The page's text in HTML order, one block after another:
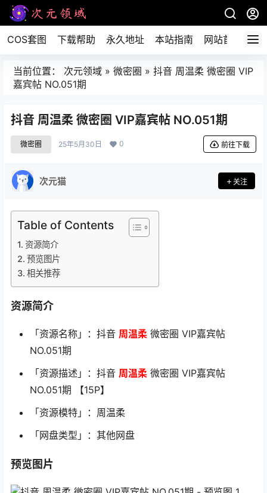
COS套图 下载帮助 永久地址 本站指南 网站首页
当前位置： 次元领域 » 微密圈 » 抖音 周温柔 微密圈 VIP
嘉宾帖 NO.051期
抖音 周温柔 微密圈 VIP嘉宾帖 NO.051期
微密圈 25年5月30日 0 前往下载
次元猫 关注
Table of Contents
资源简介
预览图片
相关推荐
资源简介
「资源名称」：抖音 周温柔 微密圈 VIP嘉宾帖
NO.051期
「资源描述」：抖音 周温柔 微密圈 VIP嘉宾帖
NO.051期 【15P】
「资源模特」：周温柔
「网盘类型」：其他网盘
预览图片